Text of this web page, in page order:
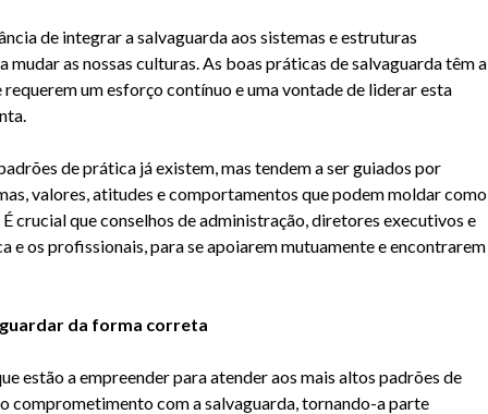
de integrar a salvaguarda aos sistemas e estruturas
as nossas culturas. As boas práticas de salvaguarda têm a
um esforço contínuo e uma vontade de liderar esta
de prática já existem, mas tendem a ser guiados por
valores, atitudes e comportamentos que podem moldar como
crucial que conselhos de administração, diretores executivos e
e os profissionais, para se apoiarem mutuamente e encontrarem
da forma correta
estão a empreender para atender aos mais altos padrões de
comprometimento com a salvaguarda, tornando-a parte